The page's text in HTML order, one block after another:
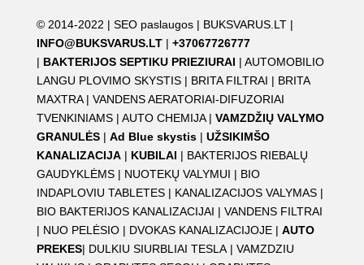
© 2014-2022 | SEO paslaugos| BUKSVARUS.LT|
INFO@BUKSVARUS.LT| +37067726777
| BAKTERIJOS SEPTIKU PRIEZIURAI | AUTOMOBILIO
LANGU PLOVIMO SKYSTIS| BRITA FILTRAI | BRITA
MAXTRA| VANDENS AERATORIAI-DIFUZORIAI
TVENKINIAMS| AUTO CHEMIJA | VAMZDŽIŲ VALYMO
GRANULĖS| Ad Blue skystis| UŽSIKIMŠO
KANALIZACIJA| KUBILAI | BAKTERIJOS RIEBALŲ
GAUDYKLĖMS| NUOTEKŲ VALYMUI | BIO
INDAPLOVIU TABLETES| KANALIZACIJOS VALYMAS|
BIO BAKTERIJOS KANALIZACIJAI | VANDENS FILTRAI
| NUO PELĖSIO| DVOKAS KANALIZACIJOJE| AUTO
PREKES| DULKIU SIURBLIAI TESLA| VAMZDZIU